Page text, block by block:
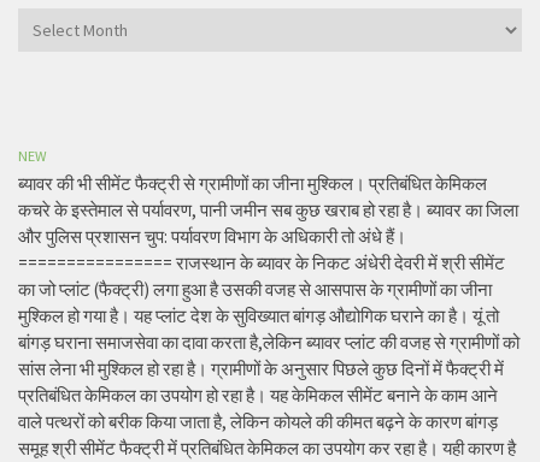
Archives
NEW
ब्यावर की भी सीमेंट फैक्ट्री से ग्रामीणों का जीना मुश्किल। प्रतिबंधित केमिकल
कचरे के इस्तेमाल से पर्यावरण, पानी जमीन सब कुछ खराब हो रहा है। ब्यावर का जिला
और पुलिस प्रशासन चुप: पर्यावरण विभाग के अधिकारी तो अंधे हैं।
================ राजस्थान के ब्यावर के निकट अंधेरी देवरी में श्री सीमेंट
का जो प्लांट (फैक्ट्री) लगा हुआ है उसकी वजह से आसपास के ग्रामीणों का जीना
मुश्किल हो गया है। यह प्लांट देश के सुविख्यात बांगड़ औद्योगिक घराने का है। यूं तो
बांगड़ घराना समाजसेवा का दावा करता है,लेकिन ब्यावर प्लांट की वजह से ग्रामीणों को
सांस लेना भी मुश्किल हो रहा है। ग्रामीणों के अनुसार पिछले कुछ दिनों में फैक्ट्री में
प्रतिबंधित केमिकल का उपयोग हो रहा है। यह केमिकल सीमेंट बनाने के काम आने
वाले पत्थरों को बरीक किया जाता है, लेकिन कोयले की कीमत बढ़ने के कारण बांगड़
समूह श्री सीमेंट फैक्ट्री में प्रतिबंधित केमिकल का उपयोग कर रहा है। यही कारण है